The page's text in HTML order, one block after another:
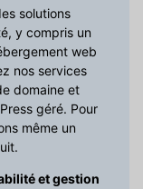
solutions
y compris un
web
nos services
domaine et
géré. Pour
même un
et gestion